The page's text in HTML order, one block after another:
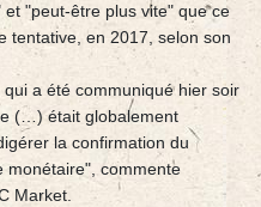
"peut-être plus vite" que ce
tentative, en 2017, selon son
a été communiqué hier soir
(…) était globalement
la confirmation du
monétaire", commente
Market.